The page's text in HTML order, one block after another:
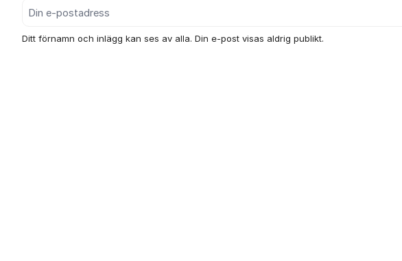
Ditt förnamn och inlägg kan ses av alla. Din e-post visas aldrig publikt.